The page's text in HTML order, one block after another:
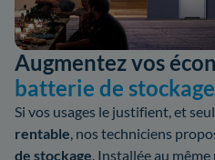
Augmentez vos
batterie de
Si vos usages le justifient, et
rentable, nos techniciens
de stockage. Installée au